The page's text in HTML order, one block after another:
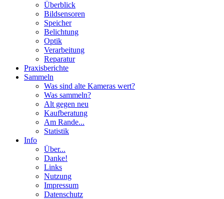
Überblick
Bildsensoren
Speicher
Belichtung
Optik
Verarbeitung
Reparatur
Praxisberichte
Sammeln
Was sind alte Kameras wert?
Was sammeln?
Alt gegen neu
Kaufberatung
Am Rande...
Statistik
Info
Über...
Danke!
Links
Nutzung
Impressum
Datenschutz